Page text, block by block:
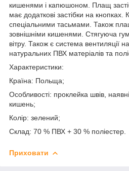
кишенями і капюшоном. Плащ
має додаткові застібки на кнопках.
спеціальними тасьмами. Також
зовнішніми кишенями. Стягуюча
вітру. Також є система вентиляції
натуральних ПВХ матеріалів та
Характеристики:
Країна: Польща;
Особливості: проклейка швів,
кишень;
Колір: зелений;
Склад: 70 % ПВХ + 30 % поліестер.
Приховати